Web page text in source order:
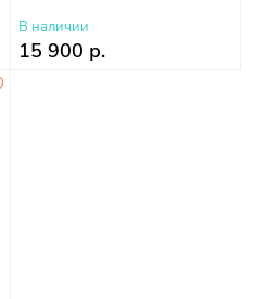
В наличии
15 900 р.